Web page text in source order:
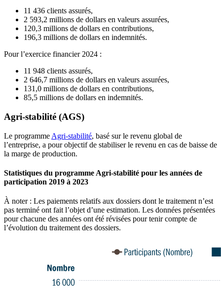
11 436 clients assurés,
2 593,2 millions de dollars en valeurs assurées,
120,3 millions de dollars en contributions,
196,3 millions de dollars en indemnités.
Pour l’exercice financier 2024 :
11 948 clients assurés,
2 646,7 millions de dollars en valeurs assurées,
131,0 millions de dollars en contributions,
85,5 millions de dollars en indemnités.
Agri-stabilité (AGS)
Le programme Agri-stabilité, basé sur le revenu global de
l’entreprise, a pour objectif de stabiliser le revenu en cas de baisse de
la marge de production.
Statistiques du programme Agri-stabilité pour les années de
participation 2019 à 2023
À noter : Les paiements relatifs aux dossiers dont le traitement n’est
pas terminé ont fait l’objet d’une estimation. Les données présentées
pour chacune des années ont été révisées pour tenir compte de
l’évolution du traitement des dossiers.